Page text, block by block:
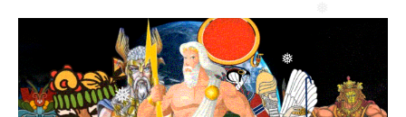
❅
❅
❅
❅
❅
❅